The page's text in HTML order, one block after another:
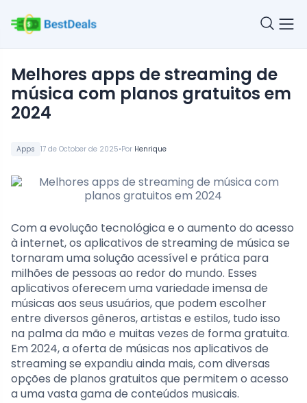
Apps 17 de October de 2025•Por Henrique
Melhores apps de streaming de
música com planos gratuitos em
2024
Com a evolução tecnológica e o aumento do acesso
à internet, os aplicativos de streaming de música se
tornaram uma solução acessível e prática para
milhões de pessoas ao redor do mundo. Esses
aplicativos oferecem uma variedade imensa de
músicas aos seus usuários, que podem escolher
entre diversos gêneros, artistas e estilos, tudo isso
na palma da mão e muitas vezes de forma gratuita.
Em 2024, a oferta de músicas nos aplicativos de
streaming se expandiu ainda mais, com diversas
opções de planos gratuitos que permitem o acesso
a uma vasta gama de conteúdos musicais.